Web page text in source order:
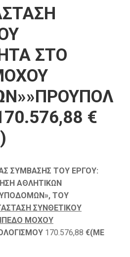
ΣΤΟ
€
ΣΥΜΒΑΣΗΣ ΤΟΥ ΕΡΓΟΥ:
ΑΘΛΗΤΙΚΩΝ
ΥΠΟΔΟΜΩΝ», ΤΟΥ
ΣΥΝΘΕΤΙΚΟΥ
ΜΟΧΟΥ
170.576,88 €(ΜΕ